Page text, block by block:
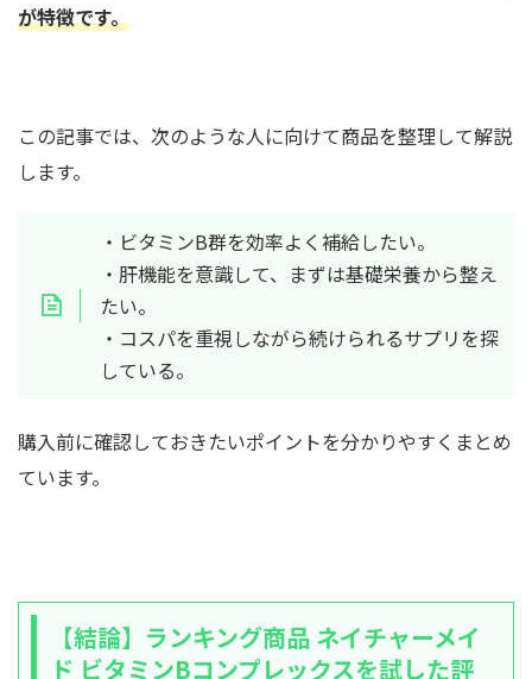
が特徴です。
この記事では、次のような人に向けて商品を整理して解説
します。
・ビタミンB群を効率よく補給したい。
・肝機能を意識して、まずは基礎栄養から整え
たい。
・コスパを重視しながら続けられるサプリを探
している。
購入前に確認しておきたいポイントを分かりやすくまとめ
ています。
【結論】ランキング商品 ネイチャーメイ
ド ビタミンBコンプレックスを試した評